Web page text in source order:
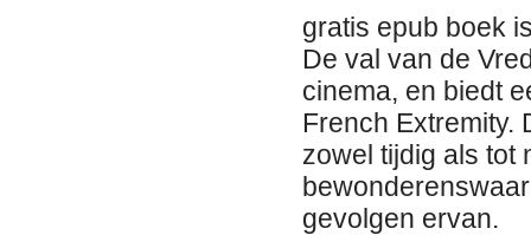
gratis epub boek
De val van de
cinema, en biedt
French Extremity.
zowel tijdig als tot
gevolgen ervan.